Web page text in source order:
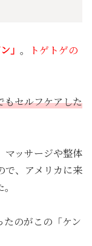
」 。
トゲトゲの
もセルフケアした
マッサージや整体
で、アメリカに来
のがこの「ケン